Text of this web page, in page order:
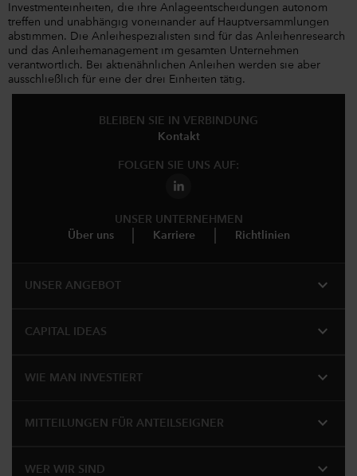
Investmenteinheiten, die ihre Anlageentscheidungen autonom
treffen und unabhängig voneinander auf Hauptversammlungen
abstimmen. Die Anleihespezialisten sind für das Anleihenresearch
und das Anleihemanagement im gesamten Unternehmen
verantwortlich. Bei aktienähnlichen Anleihen werden sie aber
ausschließlich für eine der drei Einheiten tätig.
BLEIBEN SIE IN VERBINDUNG
Kontakt
FOLGEN SIE UNS AUF:
UNSER UNTERNEHMEN
Über uns
Karriere Richtlinien
UNSER ANGEBOT expand_more
CAPITAL IDEAS expand_more
WIE MAN INVESTIERT expand_more
MITTEILUNGEN FÜR ANTEILSEIGNER expand_more
WER WIR SIND expand_more